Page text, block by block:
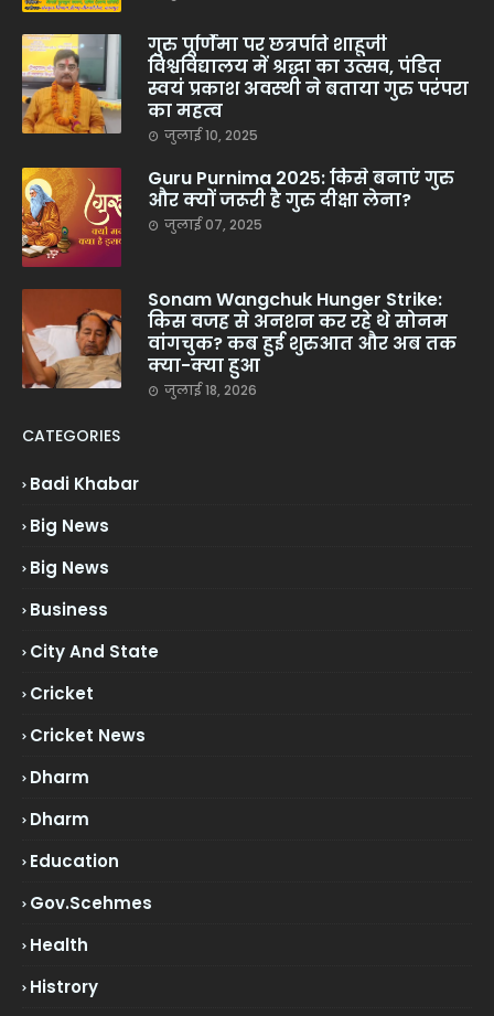
गुरु पूर्णिमा पर छत्रपति शाहूजी
विश्वविद्यालय में श्रद्धा का उत्सव, पंडित
स्वयं प्रकाश अवस्थी ने बताया गुरु परंपरा
का महत्व
जुलाई 10, 2025
Guru Purnima 2025: किसे बनाएं गुरु
और क्यों जरूरी है गुरु दीक्षा लेना?
जुलाई 07, 2025
Sonam Wangchuk Hunger Strike:
किस वजह से अनशन कर रहे थे सोनम
वांगचुक? कब हुई शुरुआत और अब तक
क्या-क्या हुआ
जुलाई 18, 2026
CATEGORIES
Badi Khabar
Big News
Big News
Business
City And State
Cricket
Cricket News
Dharm
Dharm
Education
Gov.scehmes
Health
Histrory